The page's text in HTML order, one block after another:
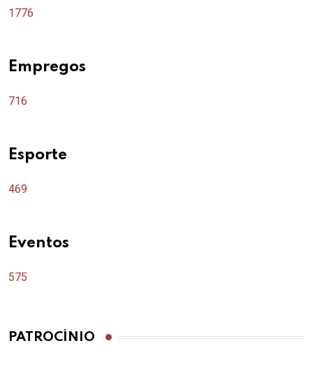
1776
Empregos
716
Esporte
469
Eventos
575
PATROCÍNIO